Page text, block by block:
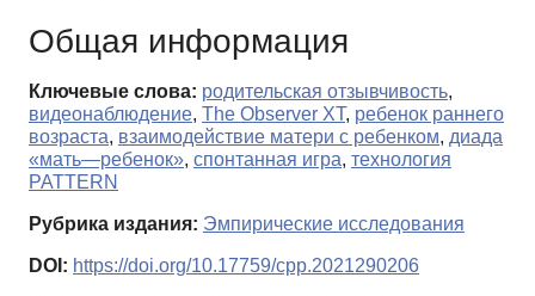
Общая информация
Ключевые слова: родительская отзывчивость,
видеонаблюдение, The Observer XT, ребенок раннего
возраста, взаимодействие матери с ребенком, диада
«мать—ребенок», спонтанная игра, технология
PATTERN
Рубрика издания: Эмпирические исследования
DOI: https://doi.org/10.17759/cpp.2021290206